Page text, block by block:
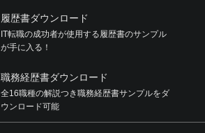
履歴書ダウンロード
IT転職の成功者が使用する履歴書のサンプル
が手に入る！
職務経歴書ダウンロード
全16職種の解説つき職務経歴書サンプルをダ
ウンロード可能